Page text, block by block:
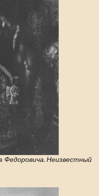
Федоровича. Неизвестный